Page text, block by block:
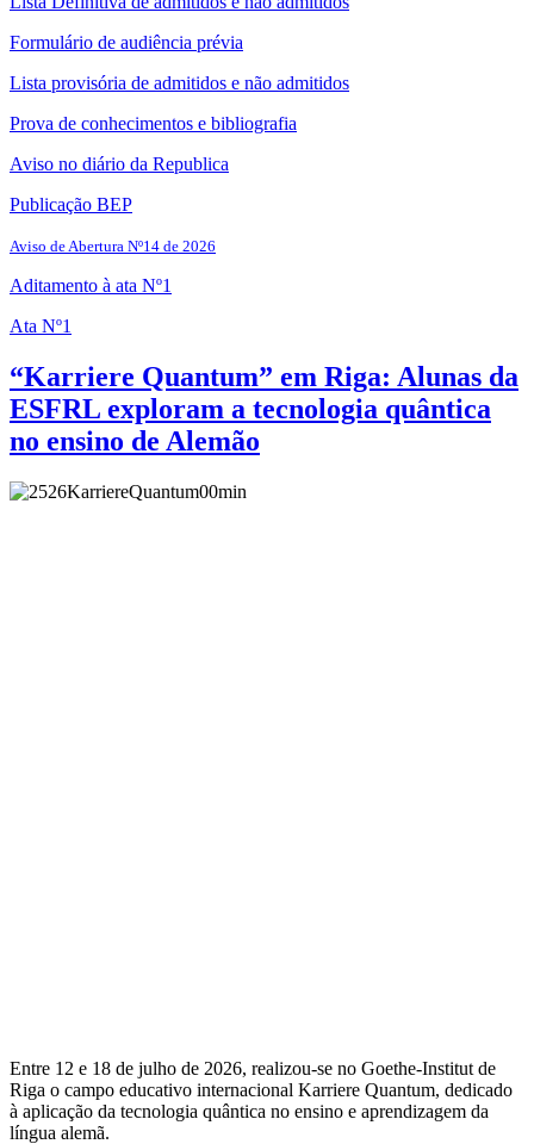
Formulário de audiência prévia
Lista provisória de admitidos e não admitidos
Prova de conhecimentos e bibliografia
Aviso no diário da Republica
Publicação BEP
Aviso de Abertura Nº14 de 2026
Aditamento à ata Nº1
Ata Nº1
“Karriere Quantum” em Riga: Alunas da
ESFRL exploram a tecnologia quântica
no ensino de Alemão
Entre 12 e 18 de julho de 2026, realizou-se no Goethe-Institut de
Riga o campo educativo internacional Karriere Quantum, dedicado
à aplicação da tecnologia quântica no ensino e aprendizagem da
língua alemã.